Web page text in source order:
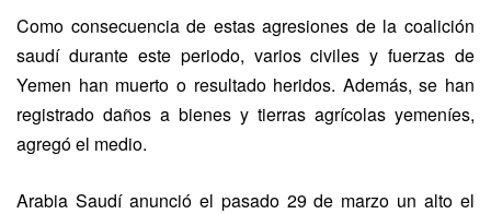
Como consecuencia de estas agresiones de la coalición
saudí durante este periodo, varios civiles y fuerzas de
Yemen han muerto o resultado heridos. Además, se han
registrado daños a bienes y tierras agrícolas yemeníes,
agregó el medio.
Arabia Saudí anunció el pasado 29 de marzo un alto el